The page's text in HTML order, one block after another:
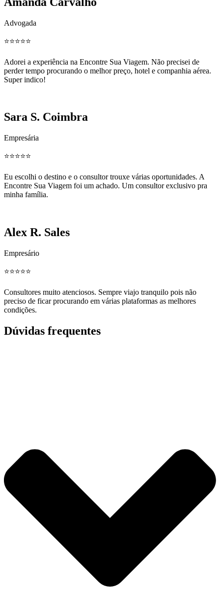
Advogada
⭐️⭐️⭐️⭐️⭐️
Adorei a experiência na Encontre Sua Viagem. Não precisei de
perder tempo procurando o melhor preço, hotel e companhia aérea.
Super indico!
Sara S. Coimbra
Empresária
⭐️⭐️⭐️⭐️⭐️
Eu escolhi o destino e o consultor trouxe várias oportunidades. A
Encontre Sua Viagem foi um achado. Um consultor exclusivo pra
minha família.
Alex R. Sales
Empresário
⭐️⭐️⭐️⭐️⭐️
Consultores muito atenciosos. Sempre viajo tranquilo pois não
preciso de ficar procurando em várias plataformas as melhores
condições.
Dúvidas frequentes